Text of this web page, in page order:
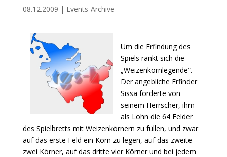
08.12.2009 | Events-Archive
Um die Erfindung des
Spiels rankt sich die
„Weizenkornlegende“.
Der angebliche Erfinder
Sissa forderte von
seinem Herrscher, ihm
als Lohn die 64 Felder
des Spielbretts mit Weizenkörnern zu füllen, und zwar
auf das erste Feld ein Korn zu legen, auf das zweite
zwei Körner, auf das dritte vier Körner und bei jedem